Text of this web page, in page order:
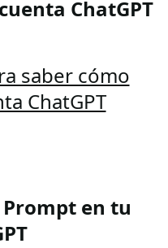
ChatGPT
saber cómo
ChatGPT
Prompt en tu